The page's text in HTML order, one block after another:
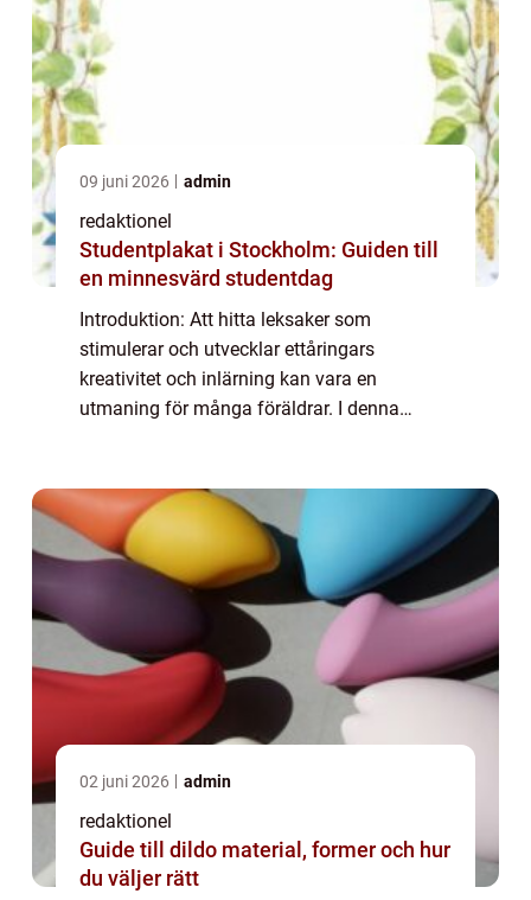
09 juni 2026 admin
redaktionel
Studentplakat i Stockholm: Guiden till
en minnesvärd studentdag
Introduktion: Att hitta leksaker som
stimulerar och utvecklar ettåringars
kreativitet och inlärning kan vara en
utmaning för många föräldrar. I denna
02 juni 2026 admin
redaktionel
Guide till dildo material, former och hur
du väljer rätt